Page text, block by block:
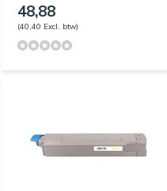
48,88
(40,40 Excl. btw)